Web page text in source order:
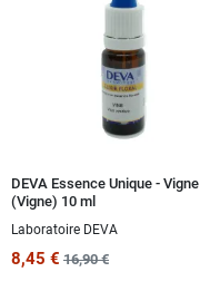
DEVA Essence Unique - Vigne
(Vigne) 10 ml
Laboratoire DEVA
8,45 € 16,90 €